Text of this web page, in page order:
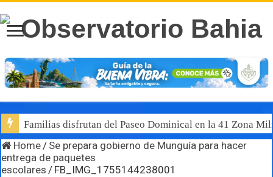
Familias disfrutan del Paseo Dominical en la 41 Zona
Home/ Se prepara gobierno de Munguía para hacer
entrega de paquetes
escolares / FB_IMG_1755144238001